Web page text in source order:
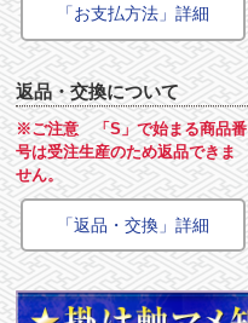
「お支払方法」詳細
返品・交換について
※ご注意 「S」で始まる商品番
号は受注生産のため返品できま
せん。
「返品・交換」詳細